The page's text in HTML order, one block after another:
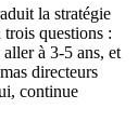
la stratégie
questions :
à 3-5 ans, et
directeurs
continue